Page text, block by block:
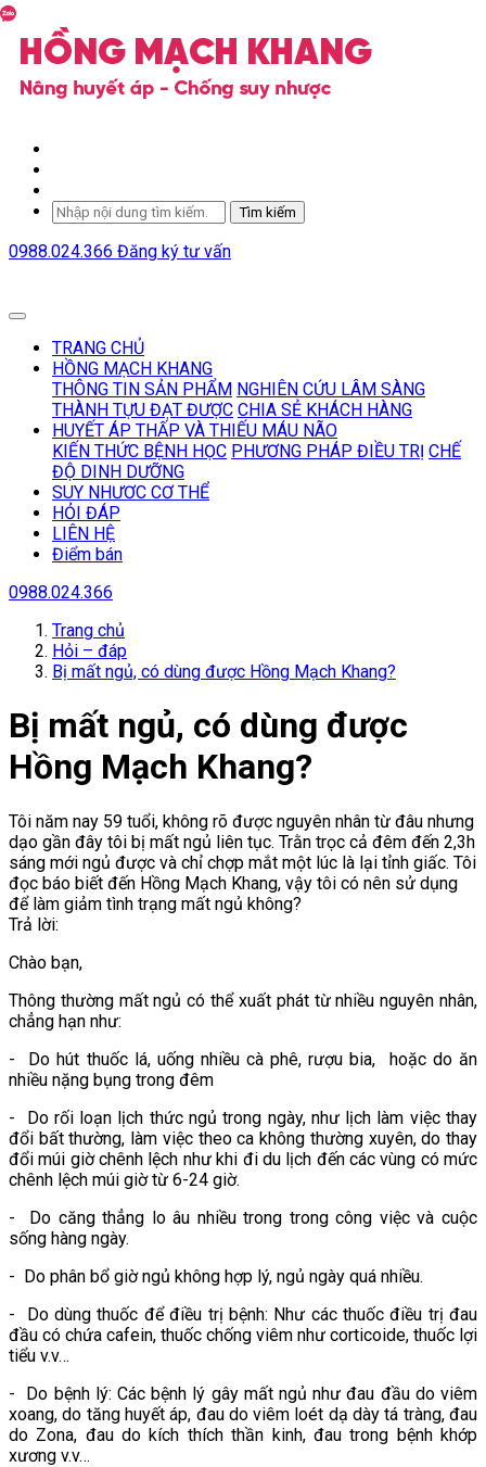
Tìm kiếm
0988.024.366 Đăng ký tư vấn
TRANG CHỦ
HỒNG MẠCH KHANG
THÔNG TIN SẢN PHẨM NGHIÊN CỨU LÂM SÀNG
THÀNH TỰU ĐẠT ĐƯỢC CHIA SẺ KHÁCH HÀNG
HUYẾT ÁP THẤP VÀ THIẾU MÁU NÃO
KIẾN THỨC BỆNH HỌC PHƯƠNG PHÁP ĐIỀU TRỊ CHẾ
ĐỘ DINH DƯỠNG
SUY NHƯƠC CƠ THỂ
HỎI ĐÁP
LIÊN HỆ
Điểm bán
0988.024.366
Trang chủ
Hỏi – đáp
Bị mất ngủ, có dùng được Hồng Mạch Khang?
Bị mất ngủ, có dùng được
Hồng Mạch Khang?
Tôi năm nay 59 tuổi, không rõ được nguyên nhân từ đâu nhưng
dạo gần đây tôi bị mất ngủ liên tục. Trằn trọc cả đêm đến 2,3h
sáng mới ngủ được và chỉ chợp mắt một lúc là lại tỉnh giấc. Tôi
đọc báo biết đến Hồng Mạch Khang, vậy tôi có nên sử dụng
để làm giảm tình trạng mất ngủ không?
Trả lời:
Chào bạn,
Thông thường mất ngủ có thể xuất phát từ nhiều nguyên nhân,
chẳng hạn như:
- Do hút thuốc lá, uống nhiều cà phê, rượu bia, hoặc do ăn
nhiều nặng bụng trong đêm
- Do rối loạn lịch thức ngủ trong ngày, như lịch làm việc thay
đổi bất thường, làm việc theo ca không thường xuyên, do thay
đổi múi giờ chênh lệch như khi đi du lịch đến các vùng có mức
chênh lệch múi giờ từ 6-24 giờ.
- Do căng thẳng lo âu nhiều trong trong công việc và cuộc
sống hàng ngày.
- Do phân bổ giờ ngủ không hợp lý, ngủ ngày quá nhiều.
- Do dùng thuốc để điều trị bệnh: Như các thuốc điều trị đau
đầu có chứa cafein, thuốc chống viêm như corticoide, thuốc lợi
tiểu v.v…
- Do bệnh lý: Các bệnh lý gây mất ngủ như đau đầu do viêm
xoang, do tăng huyết áp, đau do viêm loét dạ dày tá tràng, đau
do Zona, đau do kích thích thần kinh, đau trong bệnh khớp
xương v.v…